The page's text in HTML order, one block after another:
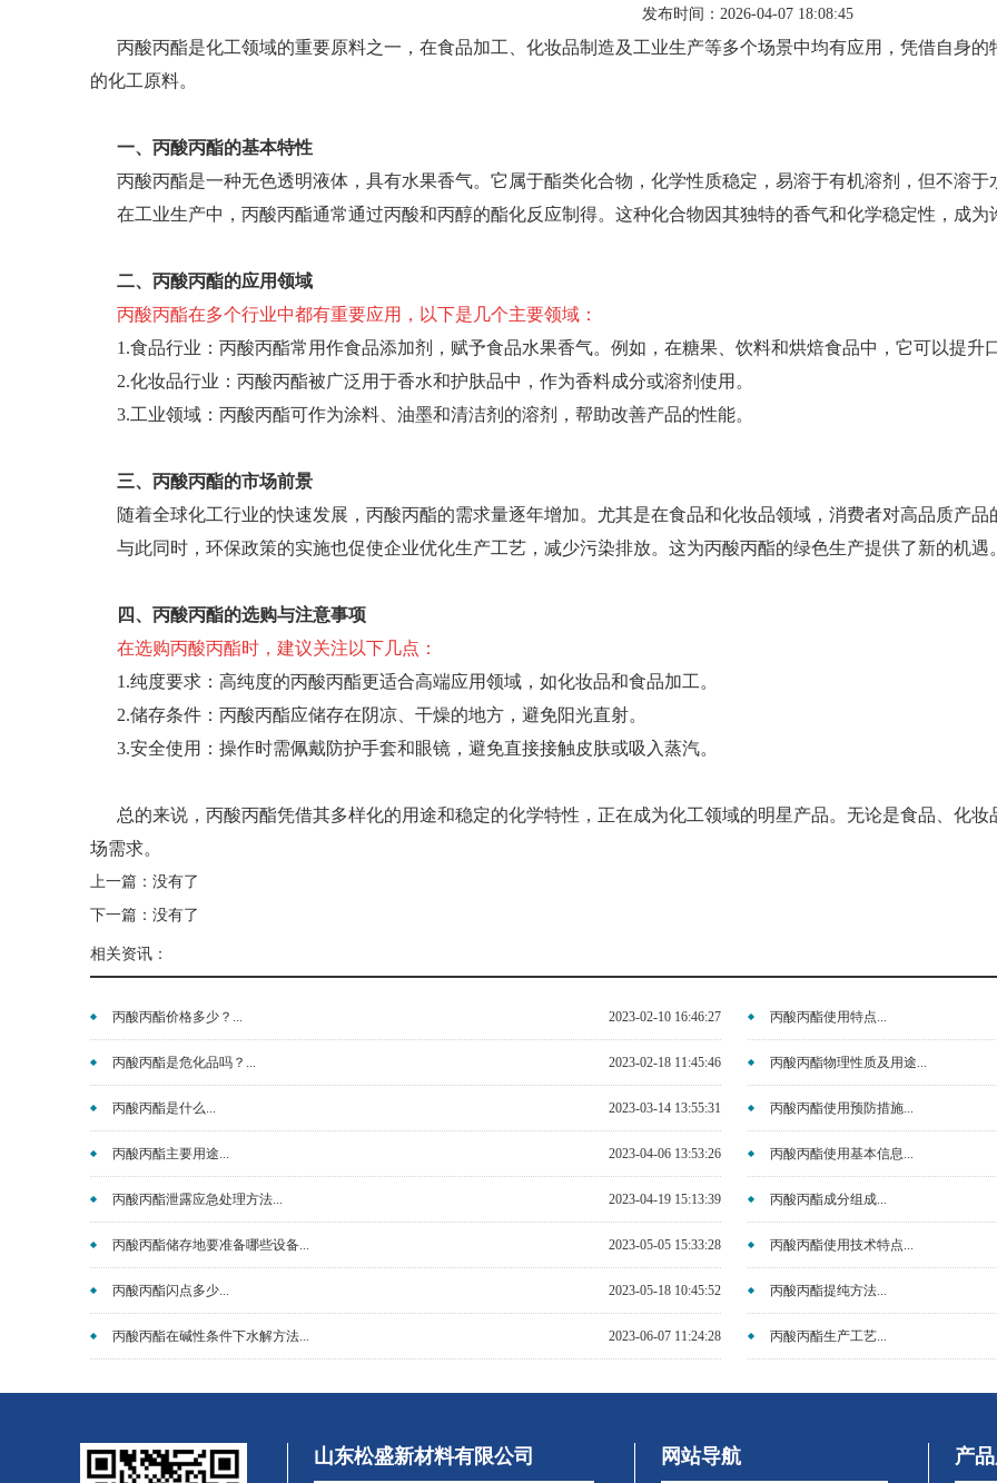
发布时间：2026-04-07 18:08:45
丙酸丙酯是化工领域的重要原料之一，在食品加工、化妆品制造及工业生产等多个场景中均有应用，凭借自身
的化工原料。
一、丙酸丙酯的基本特性
丙酸丙酯是一种无色透明液体，具有水果香气。它属于酯类化合物，化学性质稳定，易溶于有机溶剂，但不溶于
在工业生产中，丙酸丙酯通常通过丙酸和丙醇的酯化反应制得。这种化合物因其独特的香气和化学稳定性，成为
二、丙酸丙酯的应用领域
丙酸丙酯在多个行业中都有重要应用，以下是几个主要领域：
1.食品行业：丙酸丙酯常用作食品添加剂，赋予食品水果香气。例如，在糖果、饮料和烘焙食品中，它可以提升
2.化妆品行业：丙酸丙酯被广泛用于香水和护肤品中，作为香料成分或溶剂使用。
3.工业领域：丙酸丙酯可作为涂料、油墨和清洁剂的溶剂，帮助改善产品的性能。
三、丙酸丙酯的市场前景
随着全球化工行业的快速发展，丙酸丙酯的需求量逐年增加。尤其是在食品和化妆品领域，消费者对高品质产
与此同时，环保政策的实施也促使企业优化生产工艺，减少污染排放。这为丙酸丙酯的绿色生产提供了新的机遇
四、丙酸丙酯的选购与注意事项
在选购丙酸丙酯时，建议关注以下几点：
1.纯度要求：高纯度的丙酸丙酯更适合高端应用领域，如化妆品和食品加工。
2.储存条件：丙酸丙酯应储存在阴凉、干燥的地方，避免阳光直射。
3.安全使用：操作时需佩戴防护手套和眼镜，避免直接接触皮肤或吸入蒸汽。
总的来说，丙酸丙酯凭借其多样化的用途和稳定的化学特性，正在成为化工领域的明星产品。无论是食品、化
场需求。
上一篇：没有了
下一篇：没有了
相关资讯：
2023-02-10 16:46:27
丙酸丙酯价格多少？... 丙酸丙酯使用特点...
2023-02-18 11:45:46
丙酸丙酯是危化品吗？... 丙酸丙酯物理性质及用途...
2023-03-14 13:55:31
丙酸丙酯是什么... 丙酸丙酯使用预防措施...
2023-04-06 13:53:26
丙酸丙酯主要用途... 丙酸丙酯使用基本信息...
2023-04-19 15:13:39
丙酸丙酯泄露应急处理方法... 丙酸丙酯成分组成...
2023-05-05 15:33:28
丙酸丙酯储存地要准备哪些设备... 丙酸丙酯使用技术特点...
2023-05-18 10:45:52
丙酸丙酯闪点多少... 丙酸丙酯提纯方法...
2023-06-07 11:24:28
丙酸丙酯在碱性条件下水解方法... 丙酸丙酯生产工艺...
山东松盛新材料有限公司 网站导航 产